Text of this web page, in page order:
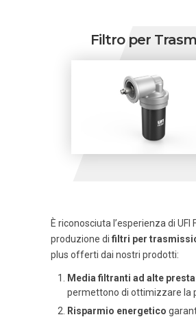
Filtro per
È riconosciuta l’esperienza di UFI
produzione di filtri per
plus offerti dai nostri prodotti:
Media filtranti ad alte
permettono di ottimizzare la
Risparmio energetico